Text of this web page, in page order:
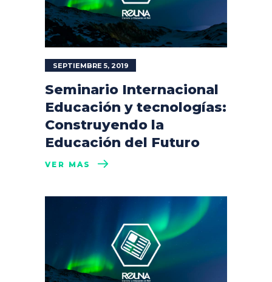
SEPTIEMBRE 5, 2019
Seminario Internacional
Educación y tecnologías:
Construyendo la
Educación del Futuro
VER MÁS